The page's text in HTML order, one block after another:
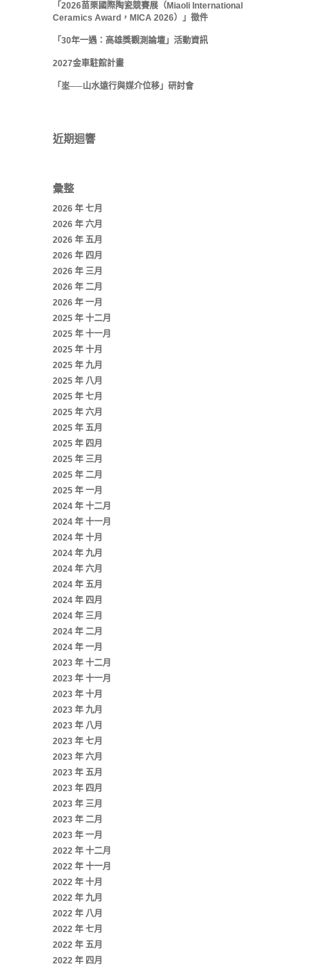
「2026苗栗國際陶瓷競賽展（Miaoli International
Ceramics Award，MICA 2026）」徵件
「30年一遇：高雄獎觀測論壇」活動資訊
2027金車駐館計畫
「埊──山水遠行與媒介位移」研討會
近期迴響
彙整
2026 年 七月
2026 年 六月
2026 年 五月
2026 年 四月
2026 年 三月
2026 年 二月
2026 年 一月
2025 年 十二月
2025 年 十一月
2025 年 十月
2025 年 九月
2025 年 八月
2025 年 七月
2025 年 六月
2025 年 五月
2025 年 四月
2025 年 三月
2025 年 二月
2025 年 一月
2024 年 十二月
2024 年 十一月
2024 年 十月
2024 年 九月
2024 年 六月
2024 年 五月
2024 年 四月
2024 年 三月
2024 年 二月
2024 年 一月
2023 年 十二月
2023 年 十一月
2023 年 十月
2023 年 九月
2023 年 八月
2023 年 七月
2023 年 六月
2023 年 五月
2023 年 四月
2023 年 三月
2023 年 二月
2023 年 一月
2022 年 十二月
2022 年 十一月
2022 年 十月
2022 年 九月
2022 年 八月
2022 年 七月
2022 年 五月
2022 年 四月